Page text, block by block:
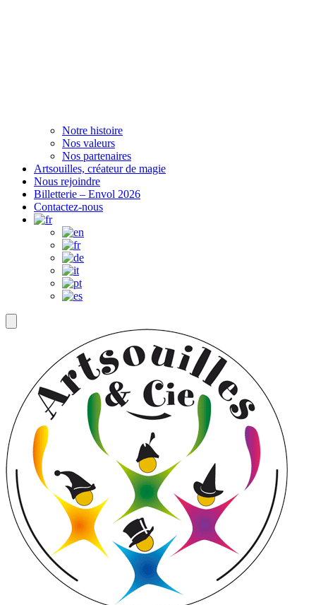
Notre histoire
Nos valeurs
Nos partenaires
Artsouilles, créateur de magie
Nous rejoindre
Billetterie – Envol 2026
Contactez-nous